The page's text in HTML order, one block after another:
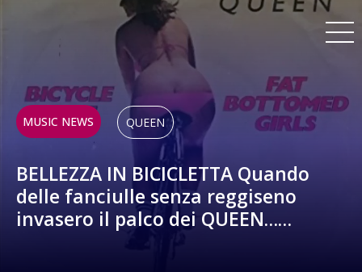
MUSIC NEWS QUEEN
BELLEZZA IN BICICLETTA Quando
delle fanciulle senza reggiseno
invasero il palco dei QUEEN……